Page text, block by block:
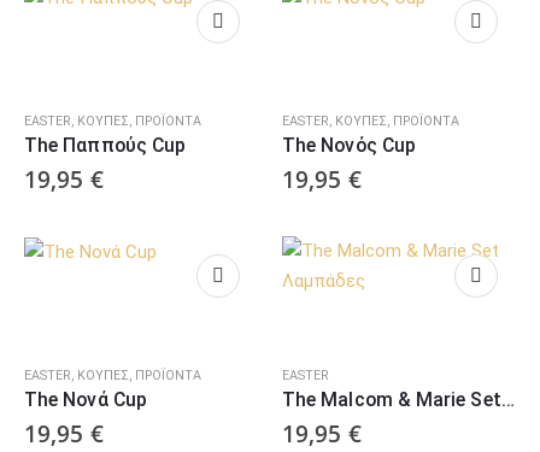
EASTER, ΚΟΎΠΕΣ, ΠΡΟΪΌΝΤΑ
The Παππούς Cup
19,95 €
EASTER, ΚΟΎΠΕΣ, ΠΡΟΪΌΝΤΑ
The Νονός Cup
19,95 €
EASTER, ΚΟΎΠΕΣ, ΠΡΟΪΌΝΤΑ
The Νονά Cup
19,95 €
EASTER
The Malcom & Marie Set Λαμπάδες
19,95 €